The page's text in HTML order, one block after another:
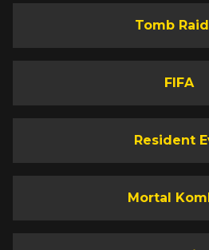
Tomb
FIFA
Resident
Mortal